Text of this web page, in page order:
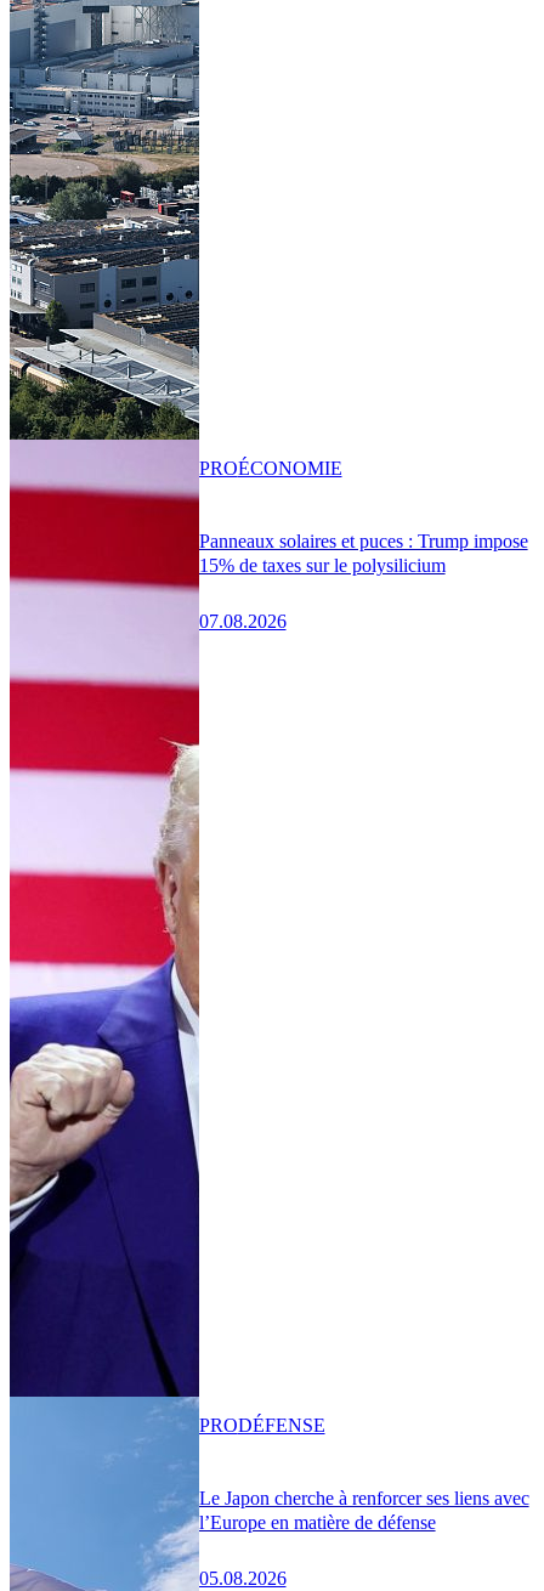
Panneaux solaires et puces : Trump impose
15% de taxes sur le polysilicium
07.08.2026
PROÉCONOMIE
Le Japon cherche à renforcer ses liens avec
l’Europe en matière de défense
05.08.2026
PRODÉFENSE